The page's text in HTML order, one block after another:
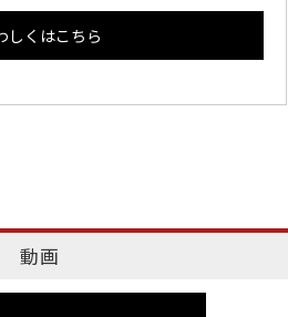
しくはこちら
動画